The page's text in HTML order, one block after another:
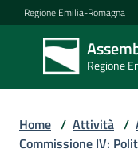
Vai al contenuto
Vai alla navigazione
Vai al footer
Regione Emilia-Romagna
Regione
Assemblea
legislativa
Regione Emilia-
Home / Attività /
Commissione IV: